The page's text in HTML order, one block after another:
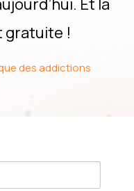
Et la
gratuite !
des addictions